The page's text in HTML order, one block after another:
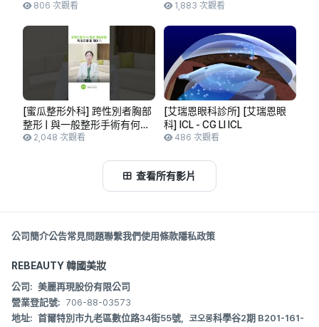
舉 極限眼 | 退縮手術、黏膜外
重摺痕改善 1年
806 次觀看 1,883 次觀看
[蜜瓜整形外科] 跨性別者胸部
整形 | 與一般整形手術有何不
同？2,048 次觀看
[艾瑞恩眼科診所] [艾瑞恩眼
科] ICL - CG LI ICL
486 次觀看
查看所有影片
公司簡介公告常見問題聯繫我們使用條款隱私政策
REBEAUTY 韓國美妝
公司: 美麗再現股份有限公司
營業登記號: 706-88-03573
地址: 首爾特別市九老區數位路34街55號，코오롱科學谷2期 B201-161-